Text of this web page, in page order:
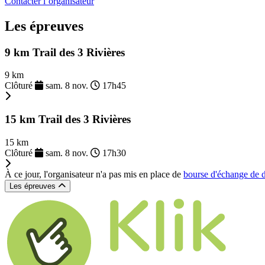
Les épreuves
9 km Trail des 3 Rivières
9 km
Clôturé
sam. 8 nov. 17h45
15 km Trail des 3 Rivières
15 km
Clôturé
sam. 8 nov. 17h30
À ce jour, l'organisateur n'a pas mis en place de bourse d'échange de
Les épreuves